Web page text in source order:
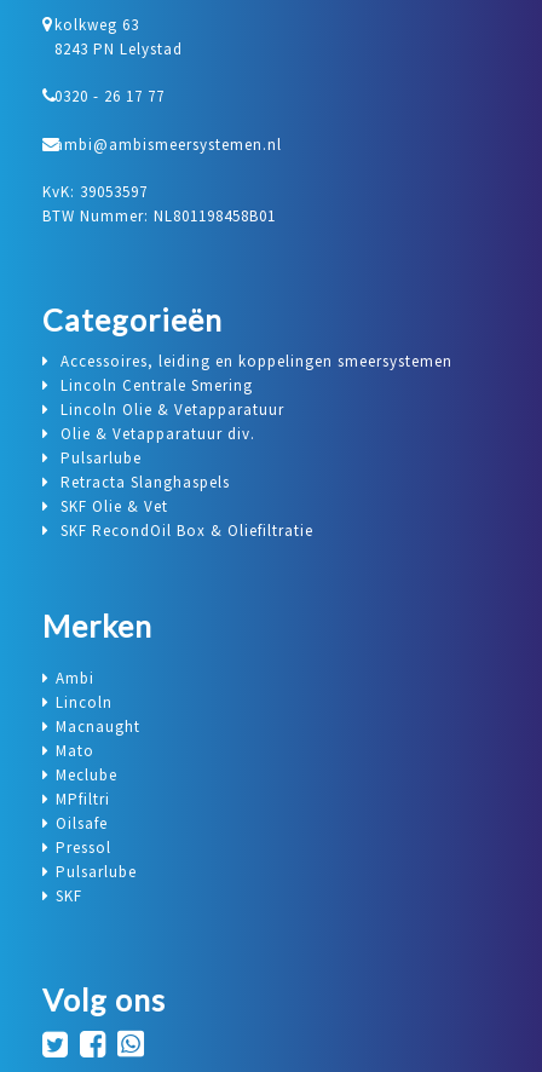
kolkweg 63
8243 PN Lelystad
0320 - 26 17 77
ambi@ambismeersystemen.nl
KvK: 39053597
BTW Nummer: NL801198458B01
Categorieën
Accessoires, leiding en koppelingen smeersystemen
Lincoln Centrale Smering
Lincoln Olie & Vetapparatuur
Olie & Vetapparatuur div.
Pulsarlube
Retracta Slanghaspels
SKF Olie & Vet
SKF RecondOil Box & Oliefiltratie
Merken
Ambi
Lincoln
Macnaught
Mato
Meclube
MPfiltri
Oilsafe
Pressol
Pulsarlube
SKF
Volg ons